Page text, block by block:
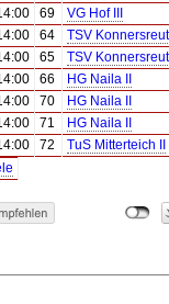
69
VG Hof III
64
TSV
65
TSV
66
HG Naila II
70
HG Naila II
71
HG Naila II
72
TuS Mitterteich II